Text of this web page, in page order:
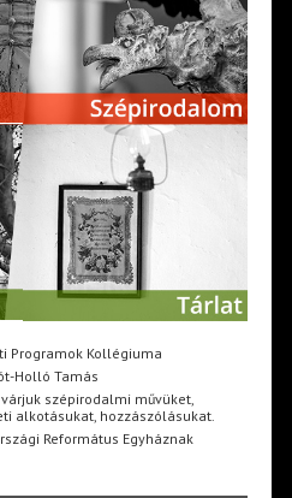
Programok Kollégiuma
Holló Tamás
szépirodalmi művüket,
alkotásukat, hozzászólásukat.
Református Egyháznak